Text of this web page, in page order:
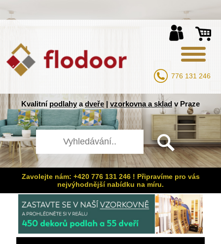
776 131 246
Kvalitní podlahyadveře| vzorkovna a sklad v Praze
Zavolejte nám: +420 776 131 246 ! Připravíme pro vás
nejvýhodnější nabídku na míru.